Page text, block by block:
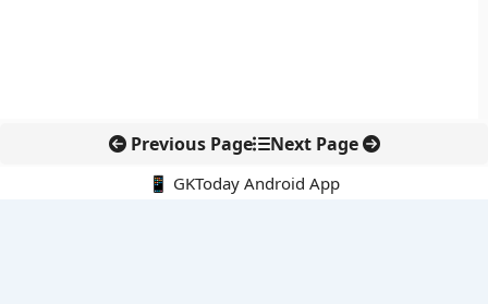
Previous Page Next Page
📱 GKToday Android App